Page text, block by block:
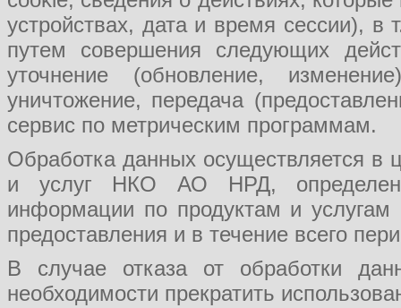
устройствах, дата и время сессии), в
путем совершения следующих
уточнение (обновление,
уничтожение, передача
сервис по метрическим программам.
Обработка данных осуществляется в
и услуг НКО АО НРД, определения
информации по продуктам и
предоставления и в течение всего
В случае отказа от обработки
необходимости прекратить